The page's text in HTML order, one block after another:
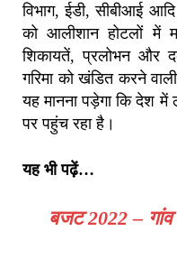
विभाग, ईडी, सीबीआई
को आलीशान होटलों में
शिकायतें, प्रलोभन और
गरिमा को खंडित करने
यह मानना पड़ेगा कि देश
पर पहुंच रहा है।
यह भी पढ़ें…
बजट 2022 –